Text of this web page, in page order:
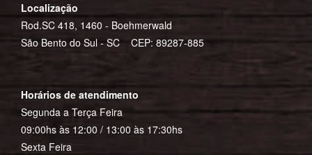
Localização
Rod.SC 418, 1460 - Boehmerwald
São Bento do Sul - SC CEP: 89287-885
Horários de atendimento
Segunda a Terça Feira
09:00hs às 12:00 / 13:00 às 17:30hs
Sexta Feira